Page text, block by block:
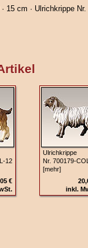
· 15 cm · Ulrichkrippe Nr.
€
Ulrichkrippe
Nr.
[mehr]
inkl.